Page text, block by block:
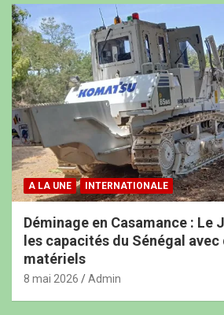
A LA UNE INTERNATIONALE
Déminage en Casamance : Le
les capacités du Sénégal
matériels
8 mai 2026 Admin